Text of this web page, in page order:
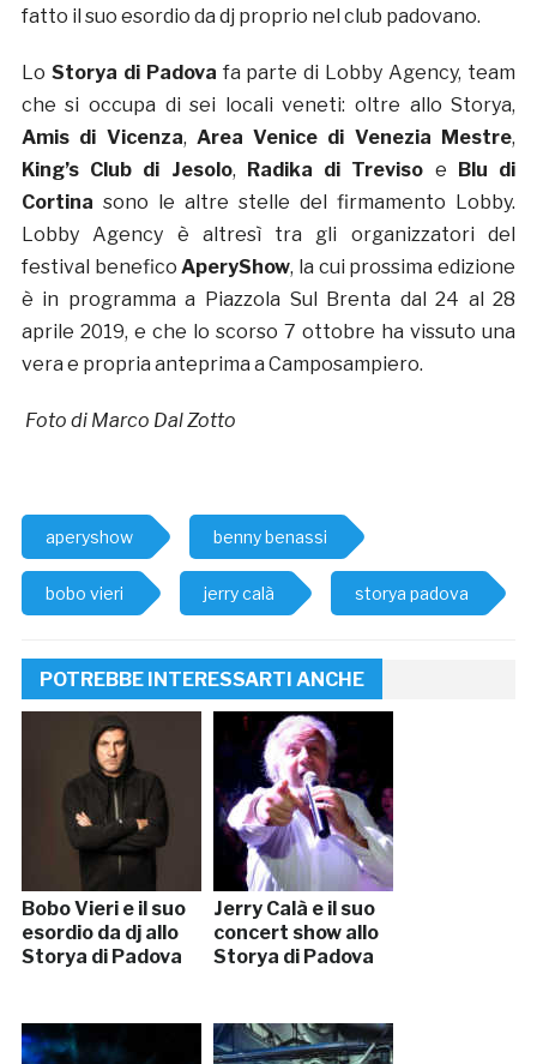
fatto il suo esordio da dj proprio nel club padovano.
Lo Storya di Padova fa parte di Lobby Agency, team
che si occupa di sei locali veneti: oltre allo Storya,
Amis di Vicenza, Area Venice di Venezia Mestre,
King’s Club di Jesolo, Radika di Treviso e
Blu di
Cortina sono le altre stelle del firmamento Lobby.
Lobby Agency è altresì tra gli organizzatori del
festival beneficoAperyShow, la cui prossima edizione
è in programma a Piazzola Sul Brenta dal 24 al 28
aprile 2019, e che lo scorso 7 ottobre ha vissuto una
vera e propria anteprima a Camposampiero.
Foto di Marco Dal Zotto
aperyshow benny benassi
bobo vieri jerry calà storya padova
POTREBBE INTERESSARTI ANCHE
Bobo Vieri e il suo
esordio da dj allo
Storya di Padova
Jerry Calà e il suo
concert show allo
Storya di Padova